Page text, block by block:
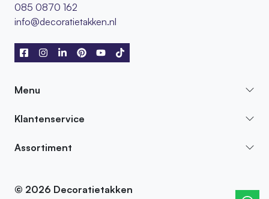
085 0870 162
info@decoratietakken.nl
Menu
Klantenservice
Assortiment
© 2026 Decoratietakken